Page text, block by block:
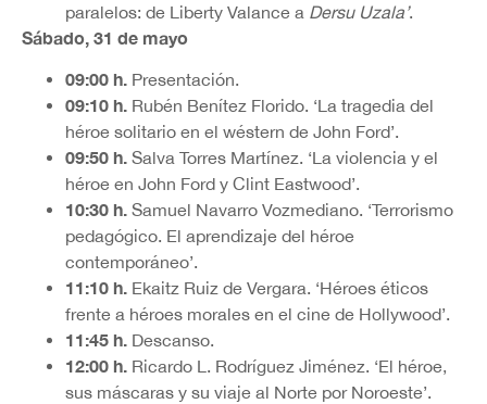
paralelos: de Liberty Valance a Dersu Uzala’.
Sábado, 31 de mayo
09:00 h. Presentación.
09:10 h. Rubén Benítez Florido. ‘La tragedia del
héroe solitario en el wéstern de John Ford’.
09:50 h. Salva Torres Martínez. ‘La violencia y el
héroe en John Ford y Clint Eastwood’.
10:30 h. Samuel Navarro Vozmediano. ‘Terrorismo
pedagógico. El aprendizaje del héroe
contemporáneo’.
11:10 h. Ekaitz Ruiz de Vergara. ‘Héroes éticos
frente a héroes morales en el cine de Hollywood’.
11:45 h. Descanso.
12:00 h. Ricardo L. Rodríguez Jiménez. ‘El héroe,
sus máscaras y su viaje al Norte por Noroeste’.